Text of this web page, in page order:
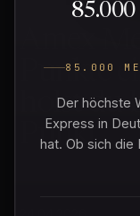
Amex
Punkte
holst du
Punkt
85.000
Der höchste
Express in
hat. Ob sich die